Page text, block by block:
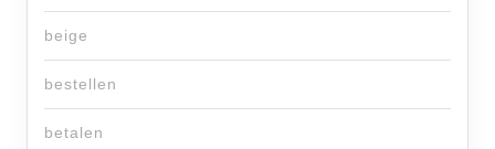
beige
bestellen
betalen